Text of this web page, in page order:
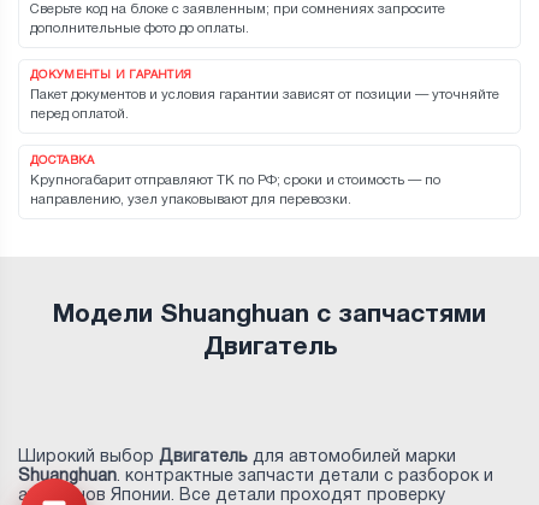
Сверьте код на блоке с заявленным; при сомнениях запросите
дополнительные фото до оплаты.
ДОКУМЕНТЫ И ГАРАНТИЯ
Пакет документов и условия гарантии зависят от позиции — уточняйте
перед оплатой.
ДОСТАВКА
Крупногабарит отправляют ТК по РФ; сроки и стоимость — по
направлению, узел упаковывают для перевозки.
Модели Shuanghuan с запчастями
Двигатель
Широкий выбор Двигатель для автомобилей марки
Shuanghuan. контрактные запчасти детали с разборок и
аукционов Японии. Все детали проходят проверку